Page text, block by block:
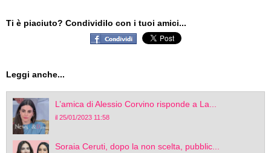
Ti è piaciuto? Condividilo con i tuoi amici...
Leggi anche...
L’amica di Alessio Corvino risponde a La...
il 25/01/2023 11:58
Soraia Ceruti, dopo la non scelta, pubblic...